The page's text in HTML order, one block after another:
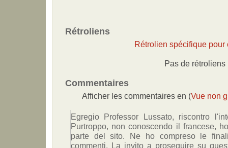
Rétroliens
Rétrolien spécifique pour
Pas de rétroliens
Commentaires
Afficher les commentaires en (Vue non
Egregio Professor Lussato, riscontro
Purtroppo, non conoscendo il francese,
parte del sito. Ne ho compreso le
commenti. La invito a proseguire su